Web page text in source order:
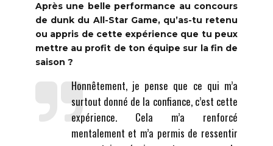
Après une belle performance au concours
de dunk du All-Star Game, qu’as-tu retenu
ou appris de cette expérience que tu peux
mettre au profit de ton équipe sur la fin de
saison ?
Honnêtement, je pense que ce qui m’a
surtout donné de la confiance, c’est cette
expérience. Cela m’a renforcé
mentalement et m’a permis de ressentir